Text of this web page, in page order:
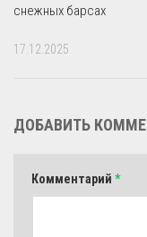
снежных барсах
17.12.2025
ДОБАВИТЬ
Комментарий *